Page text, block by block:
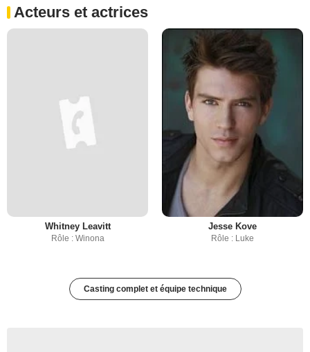
Acteurs et actrices
Whitney Leavitt
Rôle : Winona
Jesse Kove
Rôle : Luke
Casting complet et équipe technique